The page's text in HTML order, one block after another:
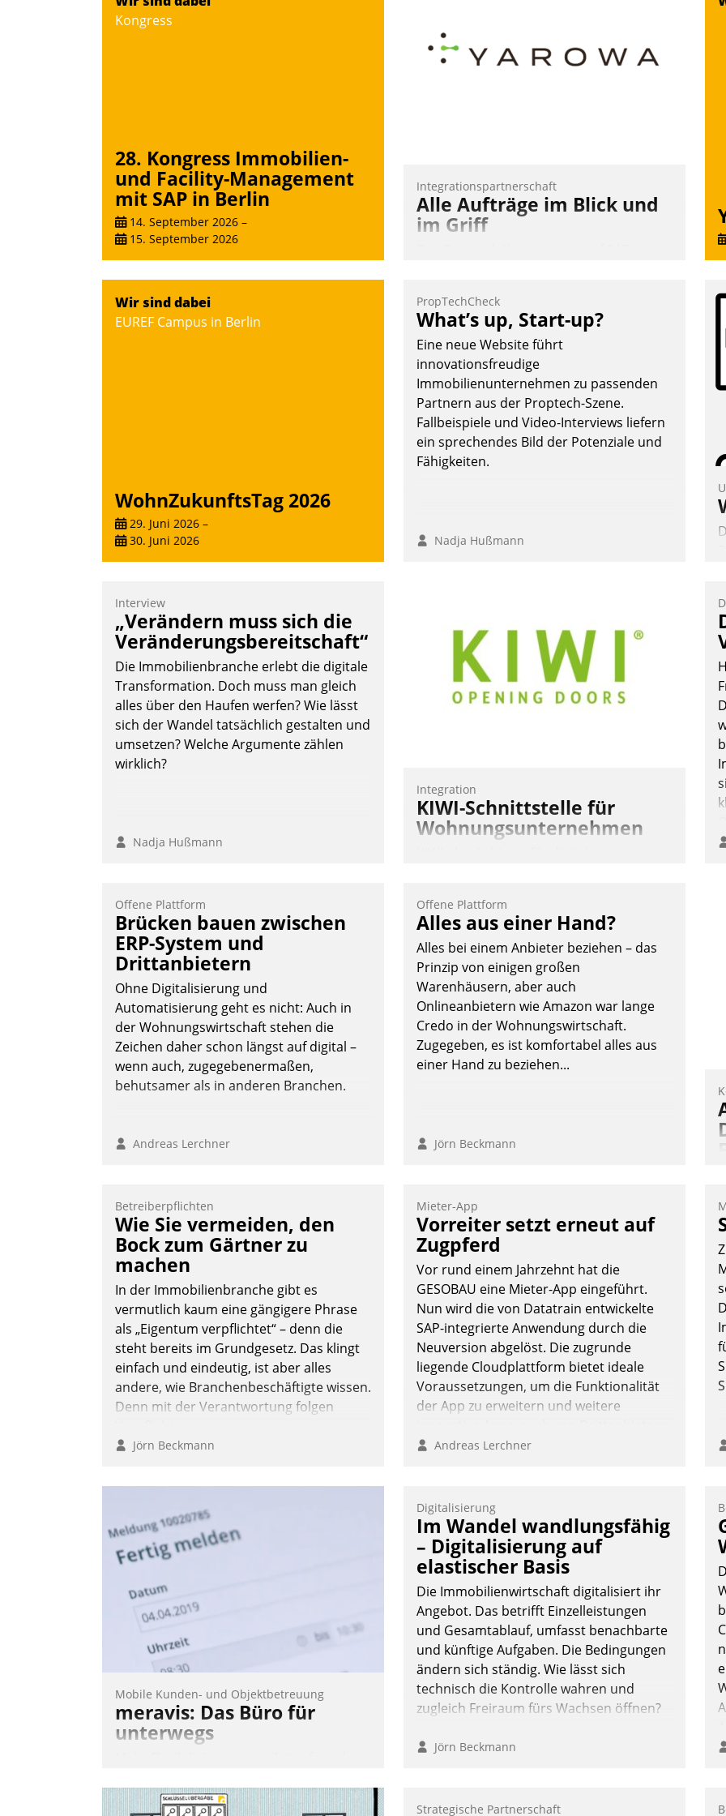
Neues zu bieten hat.
Kongress
28. Kongress Immobilien-
und Facility-Management
mit SAP in Berlin
14. September 2026 –
15. September 2026
Integrationspartnerschaft
Alle Aufträge im Blick und
im Griff
und Verwaltung von Aufträgen der
operativen Instandhaltung in die SAP-
Systemlandschaft deutscher
Wohnungsunternehmen – und
beschleunigt damit den Weg vom
Mieteranliegen zum Dienstleisterauftrag.
Nadja Hußmann
Wir sind dabei
EUREF Campus in Berlin
WohnZukunftsTag 2026
29. Juni 2026 –
30. Juni 2026
PropTechCheck
What’s up, Start-up?
Eine neue Website führt
innovationsfreudige
Immobilienunternehmen zu passenden
Partnern aus der Proptech-Szene.
Fallbeispiele und Video-Interviews liefern
ein sprechendes Bild der Potenziale und
Fähigkeiten.
Nadja Hußmann
Interview
„Verändern muss sich die
Veränderungsbereitschaft“
Die Immobilienbranche erlebt die digitale
Transformation. Doch muss man gleich
alles über den Haufen werfen? Wie lässt
sich der Wandel tatsächlich gestalten und
umsetzen? Welche Argumente zählen
wirklich?
Nadja Hußmann
Integration
KIWI-Schnittstelle für
Wohnungsunternehmen
Softwareentwicklungshaus Datatrain.
Andreas Lerchner
Offene Plattform
Brücken bauen zwischen
ERP-System und
Drittanbietern
Ohne Digitalisierung und
Automatisierung geht es nicht: Auch in
der Wohnungswirtschaft stehen die
Zeichen daher schon längst auf digital –
wenn auch, zugegebenermaßen,
behutsamer als in anderen Branchen.
Andreas Lerchner
Offene Plattform
Alles aus einer Hand?
Alles bei einem Anbieter beziehen – das
Prinzip von einigen großen
Warenhäusern, aber auch
Onlineanbietern wie Amazon war lange
Credo in der Wohnungswirtschaft.
Zugegeben, es ist komfortabel alles aus
einer Hand zu beziehen...
Jörn Beckmann
Betreiberpflichten
Wie Sie vermeiden, den
Bock zum Gärtner zu
machen
In der Immobilienbranche gibt es
vermutlich kaum eine gängigere Phrase
als „Eigentum verpflichtet“ – denn die
steht bereits im Grundgesetz. Das klingt
einfach und eindeutig, ist aber alles
andere, wie Branchenbeschäftigte wissen.
Denn mit der Verantwortung folgen
Jörn Beckmann
Mieter-App
Vorreiter setzt erneut auf
Zugpferd
Vor rund einem Jahrzehnt hat die
GESOBAU eine Mieter-App eingeführt.
Nun wird die von Datatrain entwickelte
SAP-integrierte Anwendung durch die
Neuversion abgelöst. Die zugrunde
liegende Cloudplattform bietet ideale
Voraussetzungen, um die Funktionalität
der App zu erweitern und weitere
in SAP zu integrieren.
Andreas Lerchner
Mobile Kunden- und Objektbetreuung
meravis: Das Büro für
unterwegs
verspricht das aktuelle Cockpit für mobile
Digitalisierung
Im Wandel wandlungsfähig
– Digitalisierung auf
elastischer Basis
Die Immobilienwirtschaft digitalisiert ihr
Angebot. Das betrifft Einzelleistungen
und Gesamtablauf, umfasst benachbarte
und künftige Aufgaben. Die Bedingungen
ändern sich ständig. Wie lässt sich
technisch die Kontrolle wahren und
zugleich Freiraum fürs Wachsen öffnen?
Jörn Beckmann
Strategische Partnerschaft